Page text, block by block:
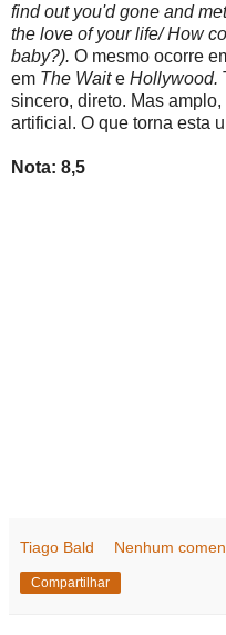
find out you'd gone and
the love of your life/ How
baby?). O mesmo ocorre
em The Waite Hollywood.
sincero, direto. Mas
artificial. O que torna esta
Nota: 8,5
Tiago Bald Nenhum
Compartilhar